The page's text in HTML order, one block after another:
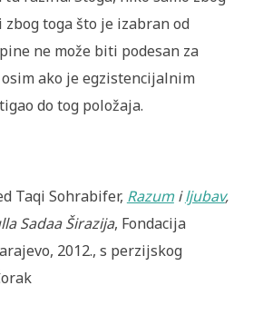
toga što je izabran od
ne može biti podesan za
ako je egzistencijalnim
do tog položaja.
Taqi Sohrabifer, Razumiljubav,
Sadaa Širazija, Fondacija
2012., s perzijskog